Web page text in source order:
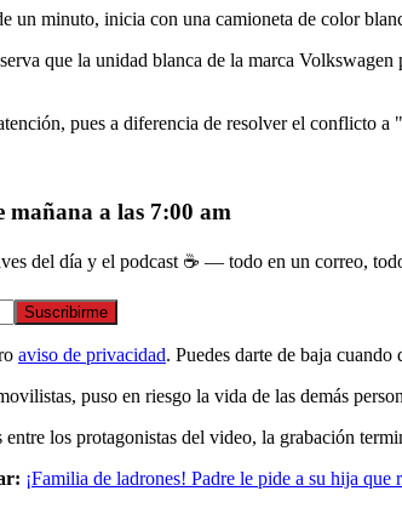
un minuto, inicia con una camioneta de color
que la unidad blanca de la marca
pues a diferencia de resolver el conflicto
mañana a las 7:00 am
del día y el podcast ☕ — todo en un correo,
Suscribirme
aviso de privacidad. Puedes darte de baja cuando
puso en riesgo la vida de las demás
entre los protagonistas del video, la grabación
¡Familia de ladrones! Padre le pide a su hija